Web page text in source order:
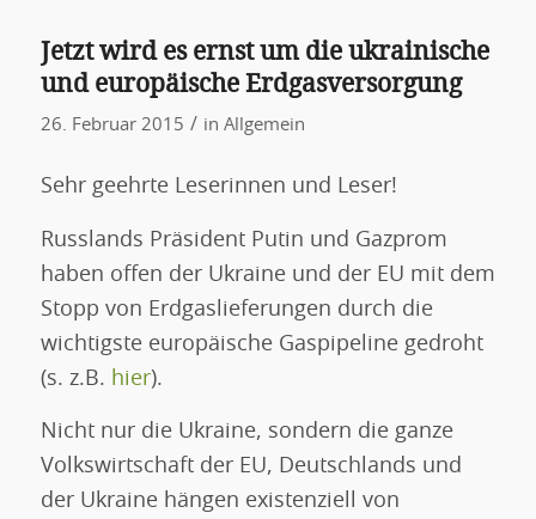
Jetzt wird es ernst um die ukrainische
und europäische Erdgasversorgung
26. Februar 2015 / in Allgemein
Sehr geehrte Leserinnen und Leser!
Russlands Präsident Putin und Gazprom
haben offen der Ukraine und der EU mit dem
Stopp von Erdgaslieferungen durch die
wichtigste europäische Gaspipeline gedroht
(s. z.B. hier).
Nicht nur die Ukraine, sondern die ganze
Volkswirtschaft der EU, Deutschlands und
der Ukraine hängen existenziell von